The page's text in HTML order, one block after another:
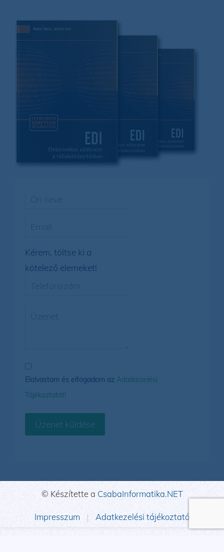
Kérem, töltse ki a
kötelező elemeket!
Elolvastam és elfogadom az Adatkezelési
Tájékoztatót!
Üzenet küldése
© Készítette aCsabaInformatika.NET
Impresszum Adatkezelési tájékoztató